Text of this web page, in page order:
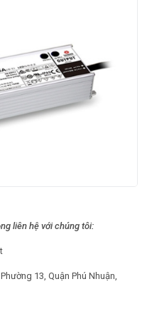
liên hệ với chúng tôi:
13, Quận Phú Nhuận,